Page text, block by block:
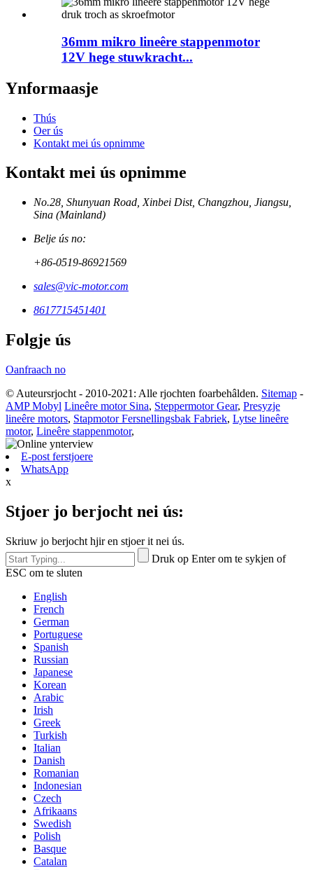
36mm mikro lineêre stappenmotor
12V hege stuwkracht...
Ynformaasje
Thús
Oer ús
Kontakt mei ús opnimme
Kontakt mei ús opnimme
No.28, Shunyuan Road, Xinbei Dist, Changzhou, Jiangsu,
Sina (Mainland)
Belje ús no:
+86-0519-86921569
sales@vic-motor.com
8617715451401
Folgje ús
Oanfraach no
© Auteursrjocht - 2010-2021: Alle rjochten foarbehâlden. Sitemap -
AMP Mobyl Lineêre motor Sina, Steppermotor Gear, Presyzje
lineêre motors, Stapmotor Fersnellingsbak Fabriek, Lytse lineêre
motor, Lineêre stappenmotor,
E-post ferstjoere
WhatsApp
x
Stjoer jo berjocht nei ús:
Skriuw jo berjocht hjir en stjoer it nei ús.
Druk op Enter om te sykjen of
ESC om te sluten
English
French
German
Portuguese
Spanish
Russian
Japanese
Korean
Arabic
Irish
Greek
Turkish
Italian
Danish
Romanian
Indonesian
Czech
Afrikaans
Swedish
Polish
Basque
Catalan